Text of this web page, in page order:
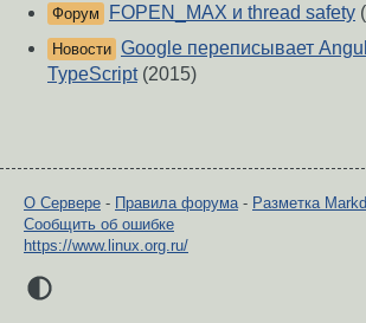
Форум FOPEN_MAX и thread safety
Новости Google переписывает
TypeScript(2015)
О Сервере - Правила форума - Разметка
Сообщить об ошибке
https://www.linux.org.ru/